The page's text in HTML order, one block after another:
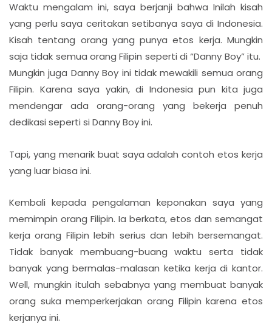
Waktu mengalam ini, saya berjanji bahwa Inilah kisah
yang perlu saya ceritakan setibanya saya di Indonesia.
Kisah tentang orang yang punya etos kerja. Mungkin
saja tidak semua orang Filipin seperti di “Danny Boy” itu.
Mungkin juga Danny Boy ini tidak mewakili semua orang
Filipin. Karena saya yakin, di Indonesia pun kita juga
mendengar ada orang-orang yang bekerja penuh
dedikasi seperti si Danny Boy ini.
Tapi, yang menarik buat saya adalah contoh etos kerja
yang luar biasa ini.
Kembali kepada pengalaman keponakan saya yang
memimpin orang Filipin. Ia berkata, etos dan semangat
kerja orang Filipin lebih serius dan lebih bersemangat.
Tidak banyak membuang-buang waktu serta tidak
banyak yang bermalas-malasan ketika kerja di kantor.
Well, mungkin itulah sebabnya yang membuat banyak
orang suka memperkerjakan orang Filipin karena etos
kerjanya ini.